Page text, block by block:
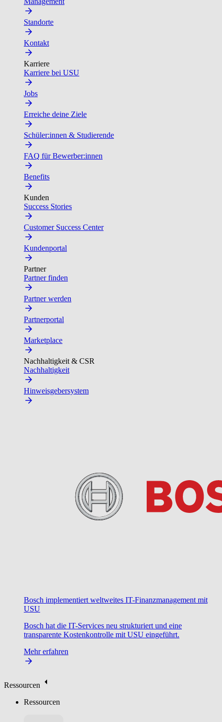
Standorte
Kontakt
Karriere
Karriere bei USU
Jobs
Erreiche deine Ziele
Schüler:innen & Studierende
FAQ für Bewerber:innen
Benefits
Kunden
Success Stories
Customer Success Center
Kundenportal
Partner
Partner finden
Partner werden
Partnerportal
Marketplace
Nachhaltigkeit & CSR
Nachhaltigkeit
Hinweisgebersystem
Bosch implementiert weltweites IT-Finanzmanagement mit
USU
Bosch hat die IT-Services neu strukturiert und eine
transparente Kostenkontrolle mit USU eingeführt.
Mehr erfahren
Ressourcen
Ressourcen